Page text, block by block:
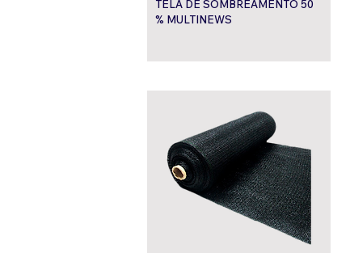
TELA DE SOMBREAMENTO 50
% MULTINEWS